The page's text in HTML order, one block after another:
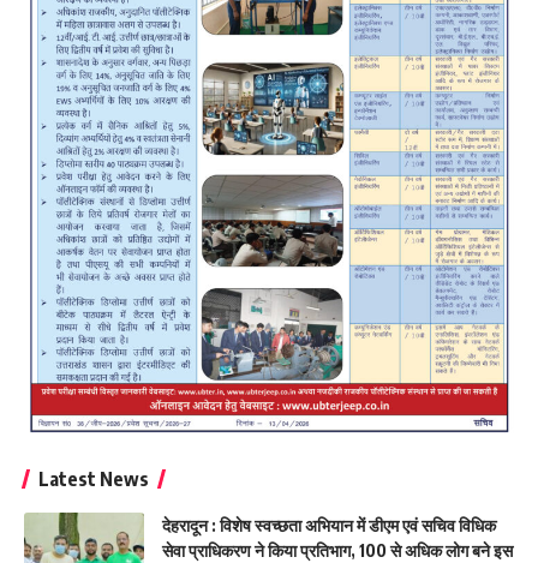
Latest News
देहरादून : विशेष स्वच्छता अभियान में डीएम एवं सचिव विधिक
सेवा प्राधिकरण ने किया प्रतिभाग, 100 से अधिक लोग बने इस